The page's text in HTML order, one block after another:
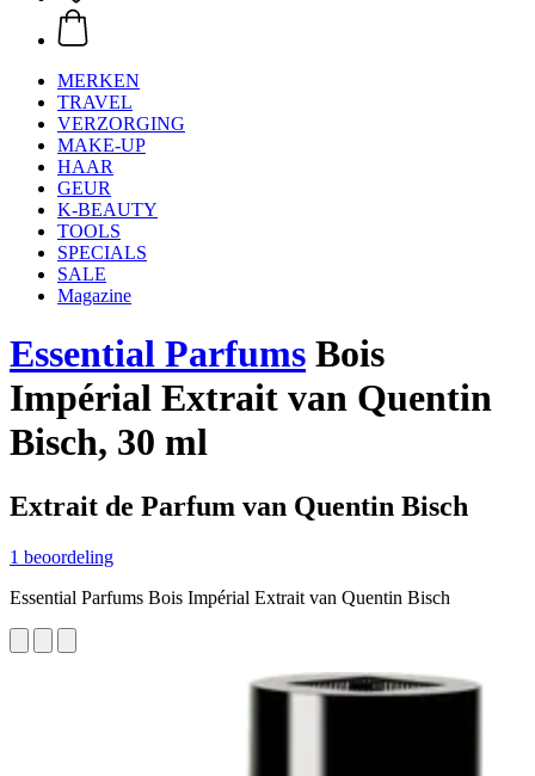
MERKEN
TRAVEL
VERZORGING
MAKE-UP
HAAR
GEUR
K-BEAUTY
TOOLS
SPECIALS
SALE
Magazine
Essential Parfums Bois
Impérial Extrait van Quentin
Bisch, 30 ml
Extrait de Parfum van Quentin Bisch
1 beoordeling
Essential Parfums Bois Impérial Extrait van Quentin Bisch